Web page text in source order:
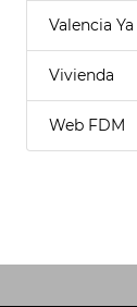
Valencia Ya
Vivienda
Web FDM